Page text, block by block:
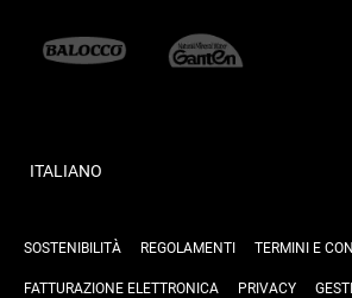
ITALIANO
SOSTENIBILITÀ REGOLAMENTI TERMINI E
FATTURAZIONE ELETTRONICA PRIVACY